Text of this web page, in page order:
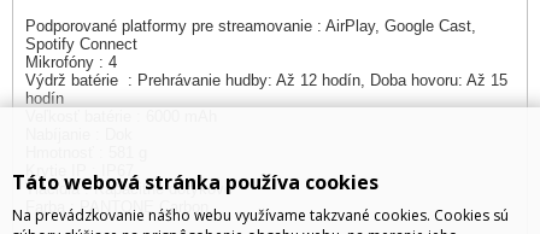
Podporované platformy pre streamovanie : AirPlay, Google Cast,
Spotify Connect
Mikrofóny : 4
Výdrž batérie : Prehrávanie hudby: Až 12 hodín, Doba hovoru: Až 15
hodín
Krytie IP : IP67
Tlačidlá : Kapacitné dotykové
Farba : PANTONE Carbon
Táto webová stránka používa cookies
Na prevádzkovanie nášho webu využívame takzvané cookies. Cookies sú